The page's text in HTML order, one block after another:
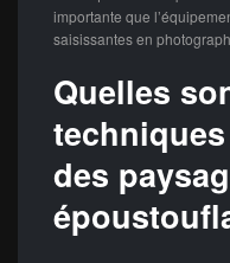
importante que
saisissantes en
Quelles
des